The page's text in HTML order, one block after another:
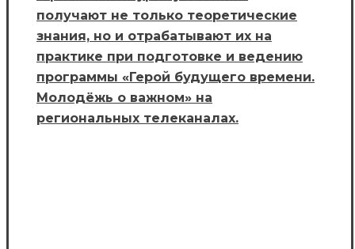
получают не только теоретические
знания, но и отрабатывают их на
практике при подготовке и ведению
программы «Герой будущего времени.
Молодёжь о важном» на
региональных телеканалах.